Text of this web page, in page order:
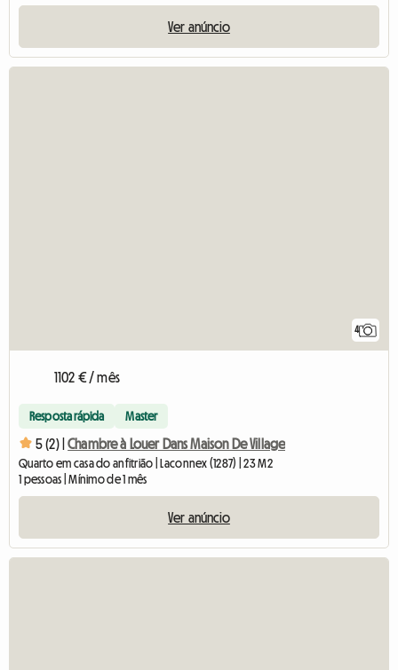
Ver anúncio
4
1102 € / mês
Resposta rápida Master
5 (2) | Chambre à Louer Dans Maison De Village
Quarto em casa do anfitrião | Laconnex (1287) | 23 M2
1 pessoas | Mínimo de 1 mês
Ver anúncio